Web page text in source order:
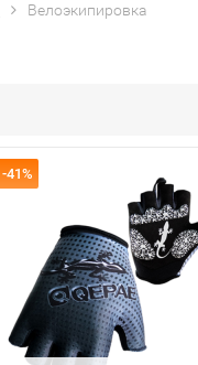
Велоэкипировка
-41%